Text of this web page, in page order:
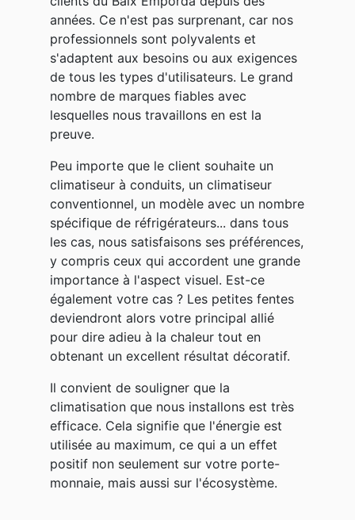
années. Ce n'est pas surprenant, car nos
professionnels sont polyvalents et
s'adaptent aux besoins ou aux exigences
de tous les types d'utilisateurs. Le grand
nombre de marques fiables avec
lesquelles nous travaillons en est la
preuve.
Peu importe que le client souhaite un
climatiseur à conduits, un climatiseur
conventionnel, un modèle avec un nombre
spécifique de réfrigérateurs... dans tous
les cas, nous satisfaisons ses préférences,
y compris ceux qui accordent une grande
importance à l'aspect visuel. Est-ce
également votre cas ? Les petites fentes
deviendront alors votre principal allié
pour dire adieu à la chaleur tout en
obtenant un excellent résultat décoratif.
Il convient de souligner que la
climatisation que nous installons est très
efficace. Cela signifie que l'énergie est
utilisée au maximum, ce qui a un effet
positif non seulement sur votre porte-
monnaie, mais aussi sur l'écosystème.